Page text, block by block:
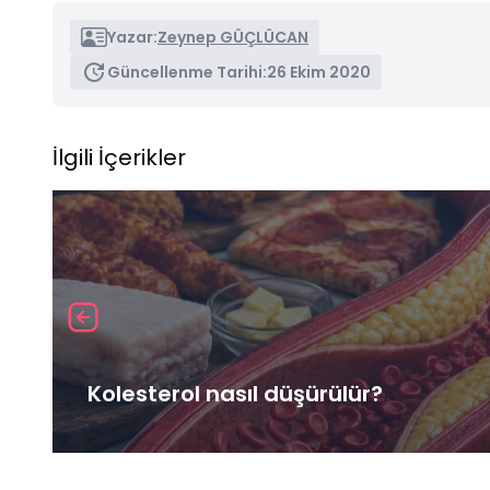
Yazar:Zeynep GÜÇLÜCAN
Güncellenme Tarihi:26 Ekim 2020
İlgili İçerikler
Kolesterol nasıl düşürülür?